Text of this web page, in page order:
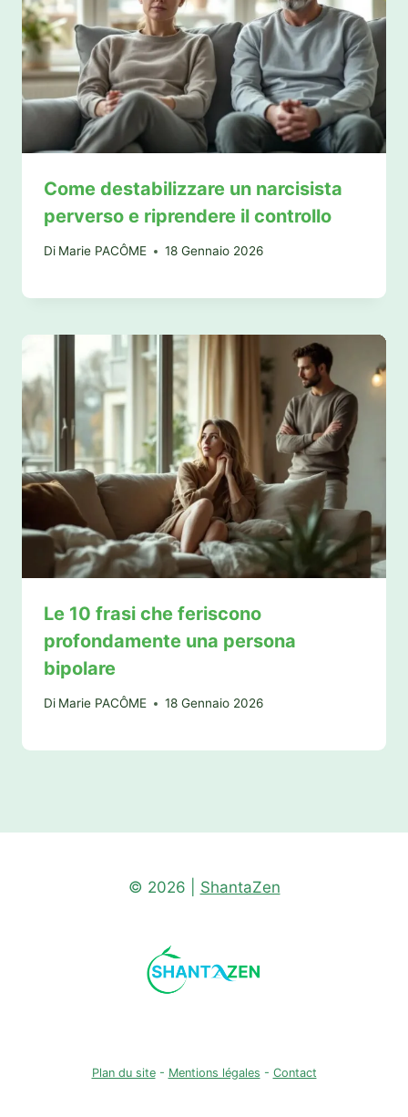
Come destabilizzare un narcisista
perverso e riprendere il controllo
Di Marie PACÔME 18 Gennaio 2026
Le 10 frasi che feriscono
profondamente una persona
bipolare
Di Marie PACÔME 18 Gennaio 2026
© 2026 | ShantaZen
Plan du site- Mentions légales - Contact